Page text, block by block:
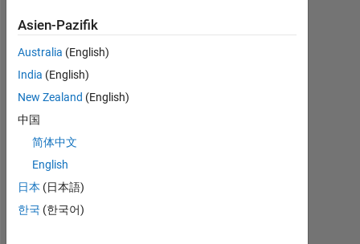
Statistik
All MATLAB Answers
BEITRÄGE
Asien-Pazifik
Australia (English)
India (English)
New Zealand (English)
中国
简体中文
English
日本 (日本語)
한국 (한국어)